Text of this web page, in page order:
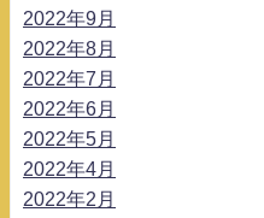
2022年9月
2022年8月
2022年7月
2022年6月
2022年5月
2022年4月
2022年2月